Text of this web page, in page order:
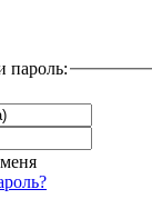
пароль: